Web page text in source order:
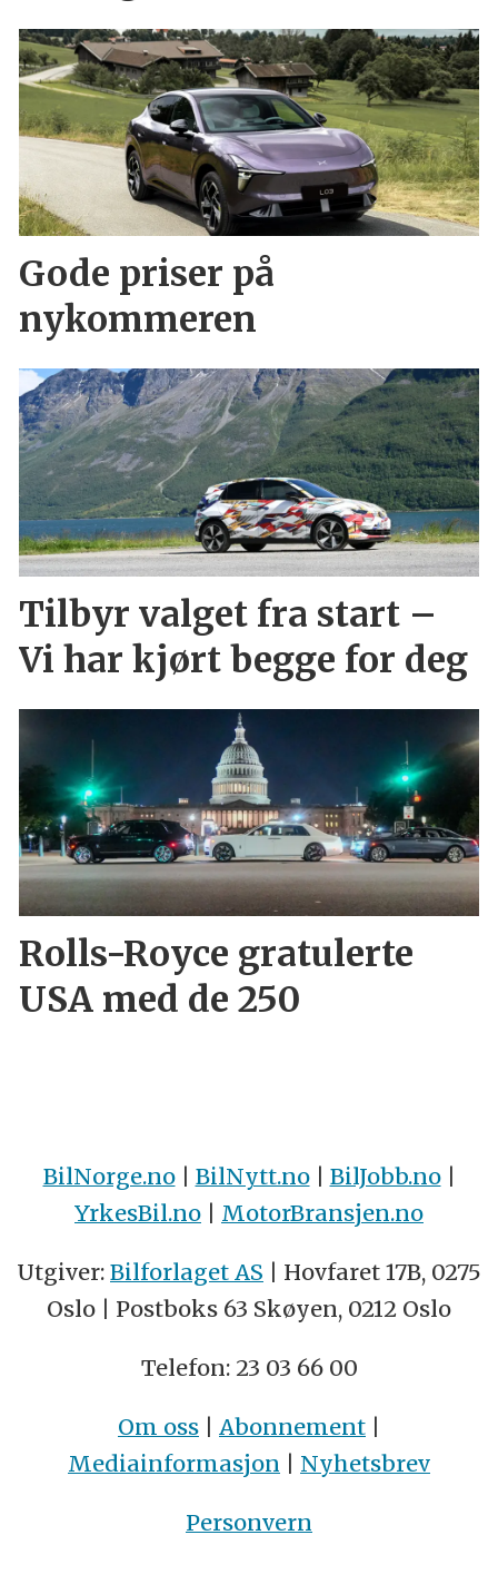
Gode priser på
nykommeren
Tilbyr valget fra start –
Vi har kjørt begge for deg
Rolls-Royce gratulerte
USA med de 250
BilNorge.no| BilNytt.no| BilJobb.no|
YrkesBil.no | MotorBransjen.no
Utgiver: Bilforlaget AS | Hovfaret 17B, 0275
Oslo | Postboks 63 Skøyen, 0212 Oslo
Telefon: 23 03 66 00
Om oss | Abonnement |
Mediainformasjon | Nyhetsbrev
Personvern